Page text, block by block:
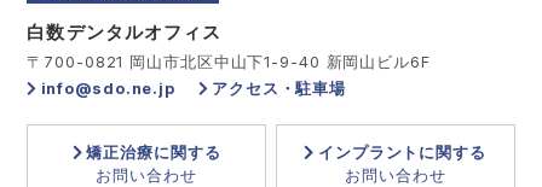
白数デンタルオフィス
〒700-0821 岡山市北区中山下1-9-40 新岡山ビル6F
info@sdo.ne.jp
アクセス・駐車場
矯正治療に関する
お問い合わせ
インプラントに関する
お問い合わせ